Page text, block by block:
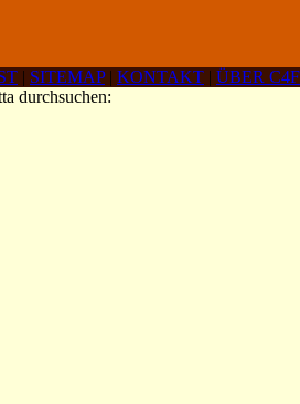
| SITEMAP| KONTAKT | ÜBER C4F
durchsuchen: